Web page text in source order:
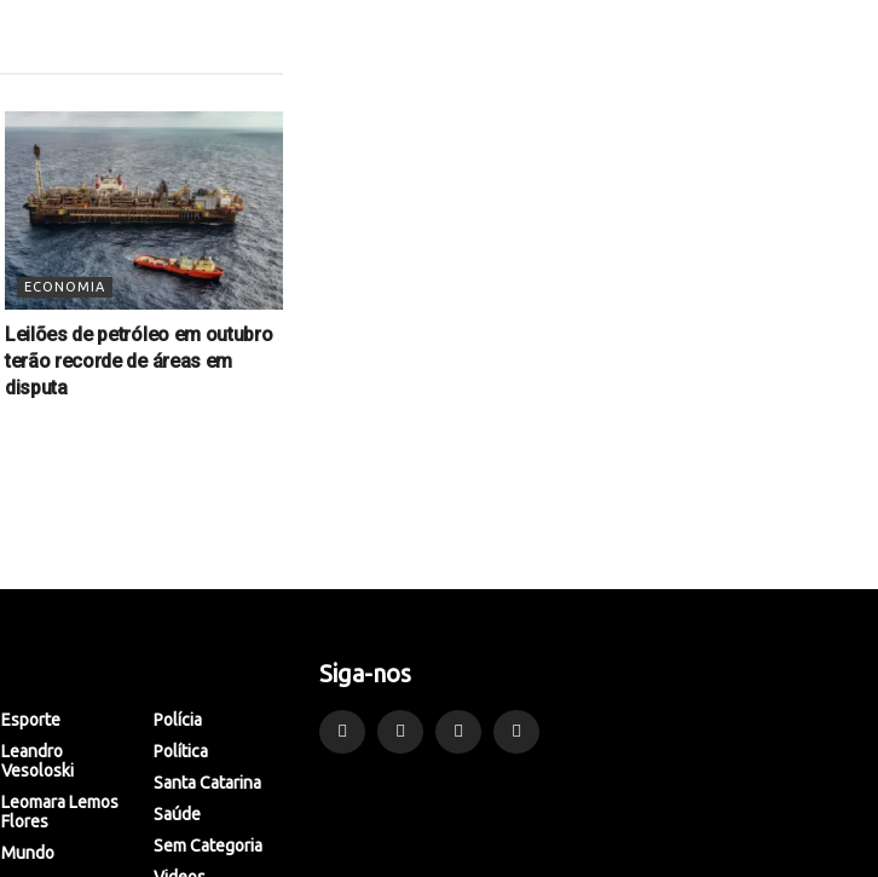
ECONOMIA
Leilões de petróleo em outubro
terão recorde de áreas em
disputa
Esporte
Leandro
Vesoloski
Leomara Lemos
Flores
Mundo
Polícia
Política
Santa Catarina
Saúde
Sem Categoria
Siga-nos